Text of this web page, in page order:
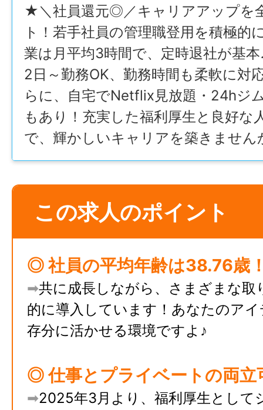
★＼社員還元◎／キャリアアップを
ト！​若手社員の管理職登用を積極的
業は月平均3時間で、定時退社が基
2日～勤務OK、勤務時間も柔軟に対
らに、自宅でNetflix見放題・24hジ
もあり！​充実した福利厚生と良好な
で、輝かしいキャリアを築きません
この求人のポイント
◎ 社員の平均年齢は38.76歳
➡︎共に成長しながら、さまざまな取
的に導入しています！ あなたのア
存分に活かせる環境ですよ♪
◎ 仕事とプライベートの両立
➡︎2025年3月より、福利厚生として